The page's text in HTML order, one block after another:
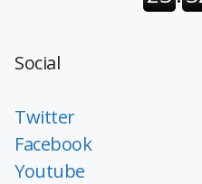
Social
Twitter
Facebook
Youtube